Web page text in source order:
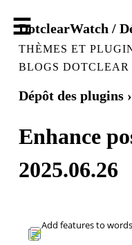
DotclearWatch /
THÈMES ET
BLOGS DOTCLEAR
Dépôt des plugins
Enhance
2025.06.26
Add features to